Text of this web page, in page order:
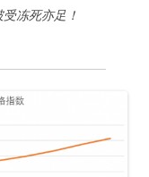
冻死亦足！